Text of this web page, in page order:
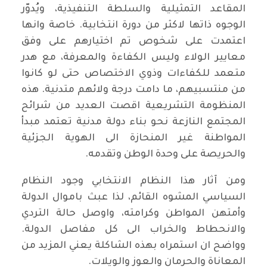
المقاعد التمثيلية والسلطة التنفيذية، ويُدوّر
الوجوه ذاتها لاكثر من دورة انتخابية. خاصة وانها
اعتمدت على شخوص تم اختيارهم على وفق
معايير الولاء وليس الكفاءة والمعرفة، مع هدر
متعمد للكفاءات وذوي الاختصاص حتى لو كانوا
من منتسبيهم، ما دامت درجة ولائهم متدنية. هذه
المنظومة التشريعية اقصت العديد من شرائح
المجتمع النازعة نحو بناء دولة مدنية تعتمد مبدأ
المواطنة غير المنحازة الى الهوية الجزئية
والحريصة على وحدة الوطن وتقدمه.
ومن آثار هذا النظام الانتخابي وجود النظام
السياسي المشوه القائم، لذا عبث باموال الدولة
وأمتهن المواطن وكرامته، واوصل حالة التردي
والانحطاط والخراب الى كل مفاصل الدولة.
وواضح ان استمراه بهذه الشاكلة يعني المزيد من
المعاناة والحرمان والعوز والويلات.